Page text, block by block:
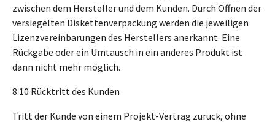
zwischen dem Hersteller und dem Kunden. Durch Öffnen der
versiegelten Diskettenverpackung werden die jeweiligen
Lizenzvereinbarungen des Herstellers anerkannt. Eine
Rückgabe oder ein Umtausch in ein anderes Produkt ist
dann nicht mehr möglich.
8.10 Rücktritt des Kunden
Tritt der Kunde von einem Projekt-Vertrag zurück, ohne